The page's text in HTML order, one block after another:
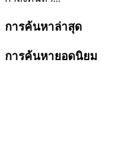
การค้นหาล่าสุด
การค้นหายอดนิยม